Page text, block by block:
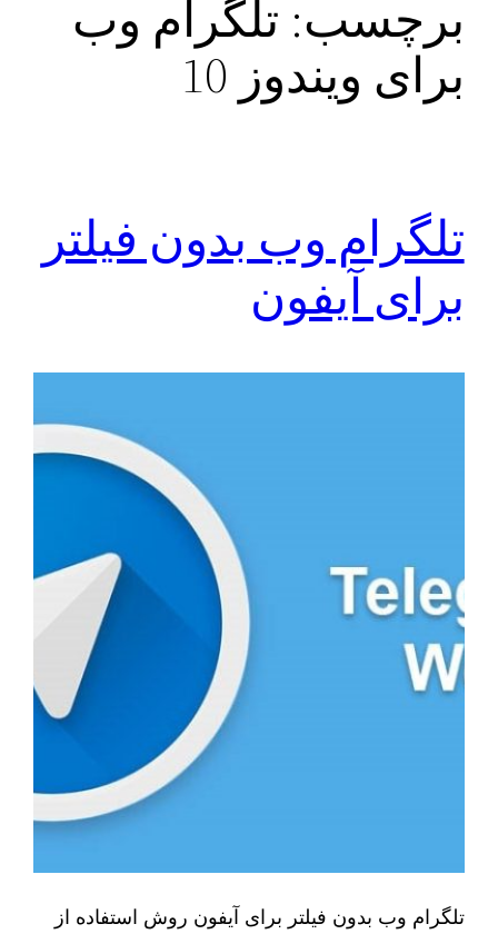
برچسب: تلگرام وب
برای ویندوز 10
تلگرام وب بدون فیلتر
برای آیفون
تلگرام وب بدون فیلتر برای آیفون روش استفاده از